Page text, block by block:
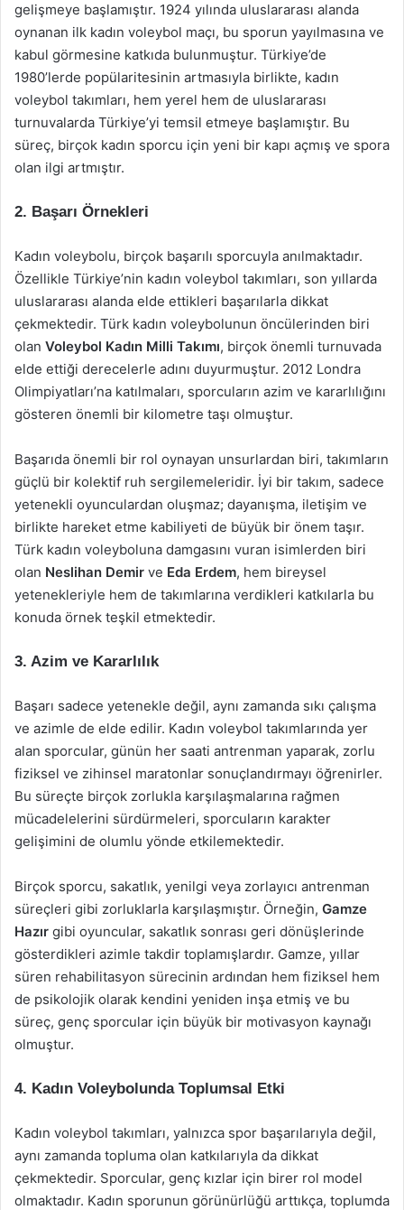
gelişmeye başlamıştır. 1924 yılında uluslararası alanda
oynanan ilk kadın voleybol maçı, bu sporun yayılmasına ve
kabul görmesine katkıda bulunmuştur. Türkiye’de
1980’lerde popülaritesinin artmasıyla birlikte, kadın
voleybol takımları, hem yerel hem de uluslararası
turnuvalarda Türkiye’yi temsil etmeye başlamıştır. Bu
süreç, birçok kadın sporcu için yeni bir kapı açmış ve spora
olan ilgi artmıştır.
2. Başarı Örnekleri
Kadın voleybolu, birçok başarılı sporcuyla anılmaktadır.
Özellikle Türkiye’nin kadın voleybol takımları, son yıllarda
uluslararası alanda elde ettikleri başarılarla dikkat
çekmektedir. Türk kadın voleybolunun öncülerinden biri
olan Voleybol Kadın Milli Takımı, birçok önemli turnuvada
elde ettiği derecelerle adını duyurmuştur. 2012 Londra
Olimpiyatları’na katılmaları, sporcuların azim ve kararlılığını
gösteren önemli bir kilometre taşı olmuştur.
Başarıda önemli bir rol oynayan unsurlardan biri, takımların
güçlü bir kolektif ruh sergilemeleridir. İyi bir takım, sadece
yetenekli oyunculardan oluşmaz; dayanışma, iletişim ve
birlikte hareket etme kabiliyeti de büyük bir önem taşır.
Türk kadın voleyboluna damgasını vuran isimlerden biri
olan Neslihan Demir ve Eda Erdem, hem bireysel
yetenekleriyle hem de takımlarına verdikleri katkılarla bu
konuda örnek teşkil etmektedir.
3. Azim ve Kararlılık
Başarı sadece yetenekle değil, aynı zamanda sıkı çalışma
ve azimle de elde edilir. Kadın voleybol takımlarında yer
alan sporcular, günün her saati antrenman yaparak, zorlu
fiziksel ve zihinsel maratonlar sonuçlandırmayı öğrenirler.
Bu süreçte birçok zorlukla karşılaşmalarına rağmen
mücadelelerini sürdürmeleri, sporcuların karakter
gelişimini de olumlu yönde etkilemektedir.
Birçok sporcu, sakatlık, yenilgi veya zorlayıcı antrenman
süreçleri gibi zorluklarla karşılaşmıştır. Örneğin, Gamze
Hazır gibi oyuncular, sakatlık sonrası geri dönüşlerinde
gösterdikleri azimle takdir toplamışlardır. Gamze, yıllar
süren rehabilitasyon sürecinin ardından hem fiziksel hem
de psikolojik olarak kendini yeniden inşa etmiş ve bu
süreç, genç sporcular için büyük bir motivasyon kaynağı
olmuştur.
4. Kadın Voleybolunda Toplumsal Etki
Kadın voleybol takımları, yalnızca spor başarılarıyla değil,
aynı zamanda topluma olan katkılarıyla da dikkat
çekmektedir. Sporcular, genç kızlar için birer rol model
olmaktadır. Kadın sporunun görünürlüğü arttıkça, toplumda